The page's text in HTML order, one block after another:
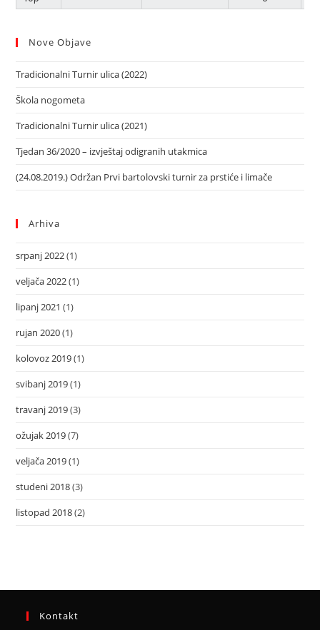
Nove Objave
Tradicionalni Turnir ulica (2022)
Škola nogometa
Tradicionalni Turnir ulica (2021)
Tjedan 36/2020 – izvještaj odigranih utakmica
(24.08.2019.) Održan Prvi bartolovski turnir za prstiće i limače
Arhiva
srpanj 2022(1)
veljača 2022(1)
lipanj 2021 (1)
rujan 2020(1)
kolovoz 2019(1)
svibanj 2019(1)
travanj 2019(3)
ožujak 2019(7)
veljača 2019(1)
studeni 2018(3)
listopad 2018(2)
Kontakt